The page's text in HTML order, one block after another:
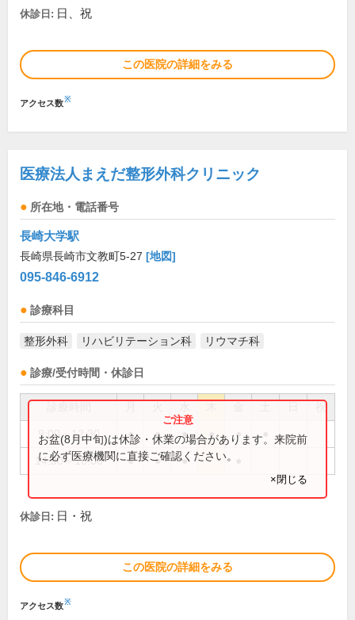
休診日: 日、祝
この医院の詳細をみる
アクセス数※
医療法人まえだ整形外科クリニック
所在地・電話番号
長崎大学駅
長崎県長崎市文教町5-27 [地図]
095-846-6912
診療科目
整形外科 リハビリテーション科 リウマチ科
診療/受付時間・休診日
祝
9:00～12:30 ● ● ● ● ●
14:30～18:00 ● ● ●
お盆(8月中旬)は休診・休業の場合があります。来院前
に必ず医療機関に直接ご確認ください。
×閉じる
休診日: 日・祝
この医院の詳細をみる
アクセス数※